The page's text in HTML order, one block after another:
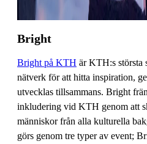
Bright
Bright på KTH är KTH:s största
nätverk för att hitta inspiration,
utvecklas tillsammans. Bright
inkludering vid KTH genom att
människor från alla kulturella
görs genom tre typer av event;